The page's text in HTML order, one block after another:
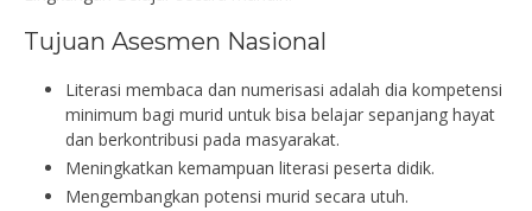
Tujuan Asesmen Nasional
Literasi membaca dan numerisasi adalah dia kompetensi
minimum bagi murid untuk bisa belajar sepanjang hayat
dan berkontribusi pada masyarakat.
Meningkatkan kemampuan literasi peserta didik.
Mengembangkan potensi murid secara utuh.